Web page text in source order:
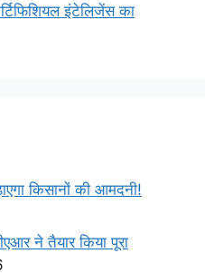
इंटेलिजेंस का
किसानों की आमदनी!
ने तैयार किया पूरा